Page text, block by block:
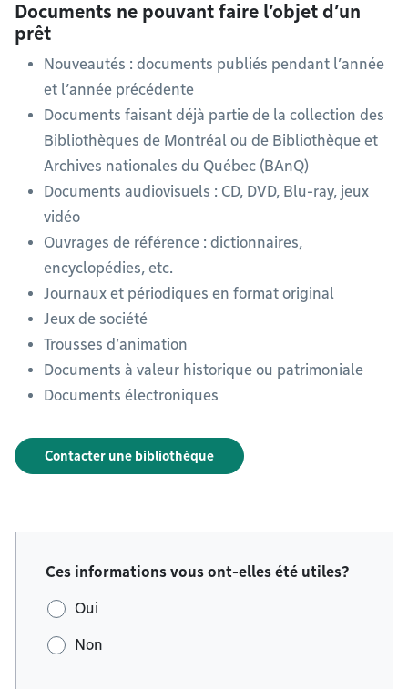
Documents ne pouvant faire l’objet d’un
prêt
Nouveautés : documents publiés pendant l’année
et l’année précédente
Documents faisant déjà partie de la collection des
Bibliothèques de Montréal ou de Bibliothèque et
Archives nationales du Québec (BAnQ)
Documents audiovisuels : CD, DVD, Blu-ray, jeux
vidéo
Ouvrages de référence : dictionnaires,
encyclopédies, etc.
Journaux et périodiques en format original
Jeux de société
Trousses d’animation
Documents à valeur historique ou patrimoniale
Documents électroniques
Contacter une bibliothèque
Ces informations vous ont-elles été utiles?
Oui
Non